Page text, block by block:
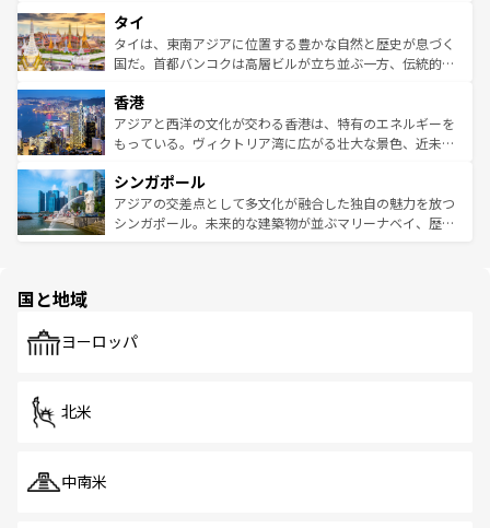
リティに包まれながら、韓国の多彩な魅力を心ゆくまで味
わってみてほしい。 なお、新着の韓国情報はコンテンツ一
覧を参照してほしい。
急速な発展と共に伝統が息づく。ハノイの古い町並みやホ
ーチミン市のフランス統治時代の建物も、独特の雰囲気を
醸し出している。また、バラエティの豊かさとおいしさで
とつ。フォーやバインミー、ベトナムコーヒーなどは、ぜ
ひ現地で味わいたい。どの地域を訪れてもあたたかい人々
が旅行者を迎えてくれるので、きっと忘れられない旅にな
参照してほしい。
タイ
タイは、東南アジアに位置する豊かな自然と歴史が息づく
国だ。首都バンコクは高層ビルが立ち並ぶ一方、伝統的な
の活気が交差している。北部ではチェンマイなどの山岳地
帯で自然と触れ合い、南部ではプーケットやクラビの美し
いビーチでリゾート気分を楽しむことができる。タイ料理
激する。気候は一年中温暖で、どの季節にも異なる楽しみ
が待っている。親しみやすいタイの人々、仏教を中心とし
た文化、そして多様な観光資源が、訪れる旅人を魅了し続
香港
アジアと西洋の文化が交わる香港は、特有のエネルギーを
もっている。ヴィクトリア湾に広がる壮大な景色、近未来
み、どこを訪れても感動するはず。観光スポットが密集し
ており、効率よく見どころを回れるのも魅力。息をのむよ
うな絶景から文化的な体験まで、香港を存分に楽しみ尽く
シンガポール
アジアの交差点として多文化が融合した独自の魅力を放つ
シンガポール。未来的な建築物が並ぶマリーナベイ、歴史
で、ホーカーズは地元の風情を楽しめる外せないスポット
国と地域
ヨーロッパ
北米
中南米